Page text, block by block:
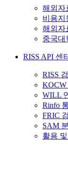
해외자
비용지
해외자
중국대
RISS API 센
RISS
WILL
Rinfo
FRIC
SAM
활용